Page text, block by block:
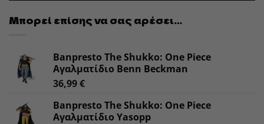
Μπορεί επίσης να σας αρέσει…
Banpresto The Shukko: One Piece
Αγαλματίδιο Benn Beckman
36,99€
Banpresto The Shukko: One Piece
Αγαλματίδιο Yasopp